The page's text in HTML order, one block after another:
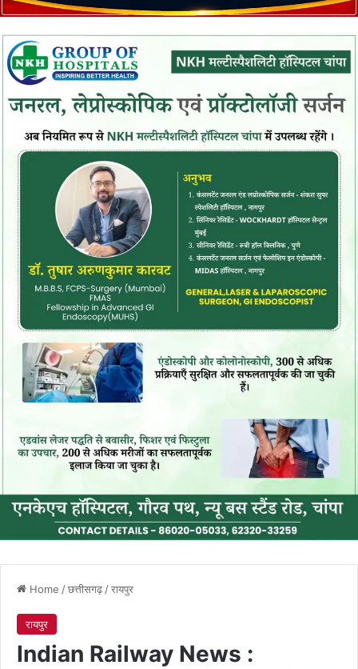
Home /छत्तीसगढ़/रायपुर
रायपुर
Indian Railway News :